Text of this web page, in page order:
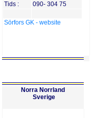
Tids :
090- 304 75
Sörfors GK - website
Norra Norrland
Sverige